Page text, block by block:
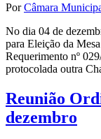
PorCâmara
No dia 04 de
para Eleição da
Requerimento nº
protocolada outra
Reunião
dezembro